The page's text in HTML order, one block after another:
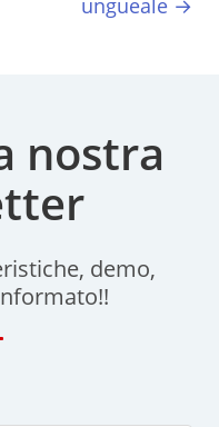
ungueale →
nostra
demo,